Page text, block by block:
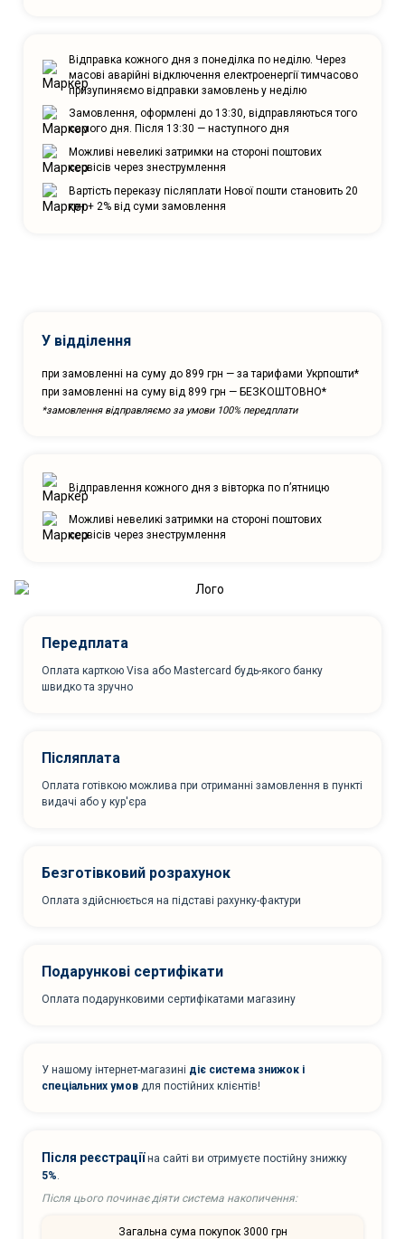
Відправка кожного дня з понеділка по неділю. Через
масові аварійні відключення електроенергії тимчасово
призупиняємо відправки замовлень у неділю
Замовлення, оформлені до 13:30, відправляються того
самого дня. Після 13:30 — наступного дня
Можливі невеликі затримки на стороні поштових
сервісів через знеструмлення
Вартість переказу післяплати Нової пошти становить 20
грн + 2% від суми замовлення
У відділення
при замовленні на суму до 899 грн — за тарифами Укрпошти*
при замовленні на суму від 899 грн — БЕЗКОШТОВНО*
*замовлення відправляємо за умови 100% передплати
Відправлення кожного дня з вівторка по п’ятницю
Можливі невеликі затримки на стороні поштових
сервісів через знеструмлення
Передплата
Оплата карткою Visa або Mastercard будь-якого банку
швидко та зручно
Післяплата
Оплата готівкою можлива при отриманні замовлення в пункті
видачі або у кур'єра
Безготівковий розрахунок
Оплата здійснюється на підставі рахунку-фактури
Подарункові сертифікати
Оплата подарунковими сертифікатами магазину
У нашому інтернет-магазині діє система знижок і
спеціальних умов для постійних клієнтів!
Після реєстраціїна сайті ви отримуєте постійну знижку
5%
Після цього починає діяти система накопичення:
Загальна сума покупок 3000 грн